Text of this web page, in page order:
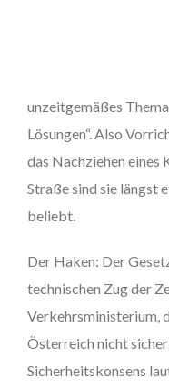
unzeitgemäßes
Lösungen“. Also
das Nachziehen
Straße sind sie längst
beliebt.
Der Haken: Der
technischen Zug der
Verkehrsministerium,
Österreich nicht
Sicherheitskonsens